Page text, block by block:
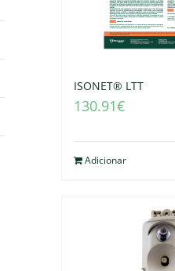
ISONET® LTT
130.91€
Adicionar